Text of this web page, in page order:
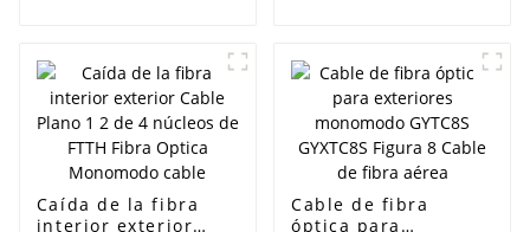
óptica
Caída de la fibra
interior exterior
Cable de fibra
óptica para